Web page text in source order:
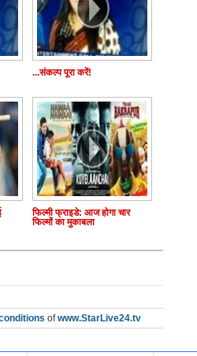
...संकल्प पूरा करें!
फिल्मी फ्राइडे: आज होगा चार
फिल्मों का मुकाबला
ofwww.StarLive24.tv